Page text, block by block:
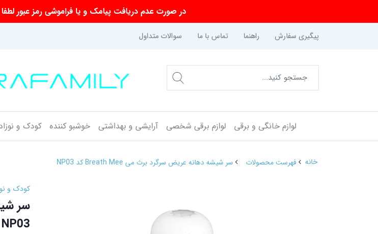
در صورت عدم دریافت پیامک و یا فراموشی رمز عبور
پیگیری سفارش راهنما تماس با ما سوالات متداول
لوازم خانگی و برقی لوازم برقی شخصی آرایشی و بهداشتی خوشبو کننده کودک و نوزاد
خانه فهرست محصولات سر شیشه دهانه عریض سرگرد برث می Breath Mee کد NP03
کودک و
NP03